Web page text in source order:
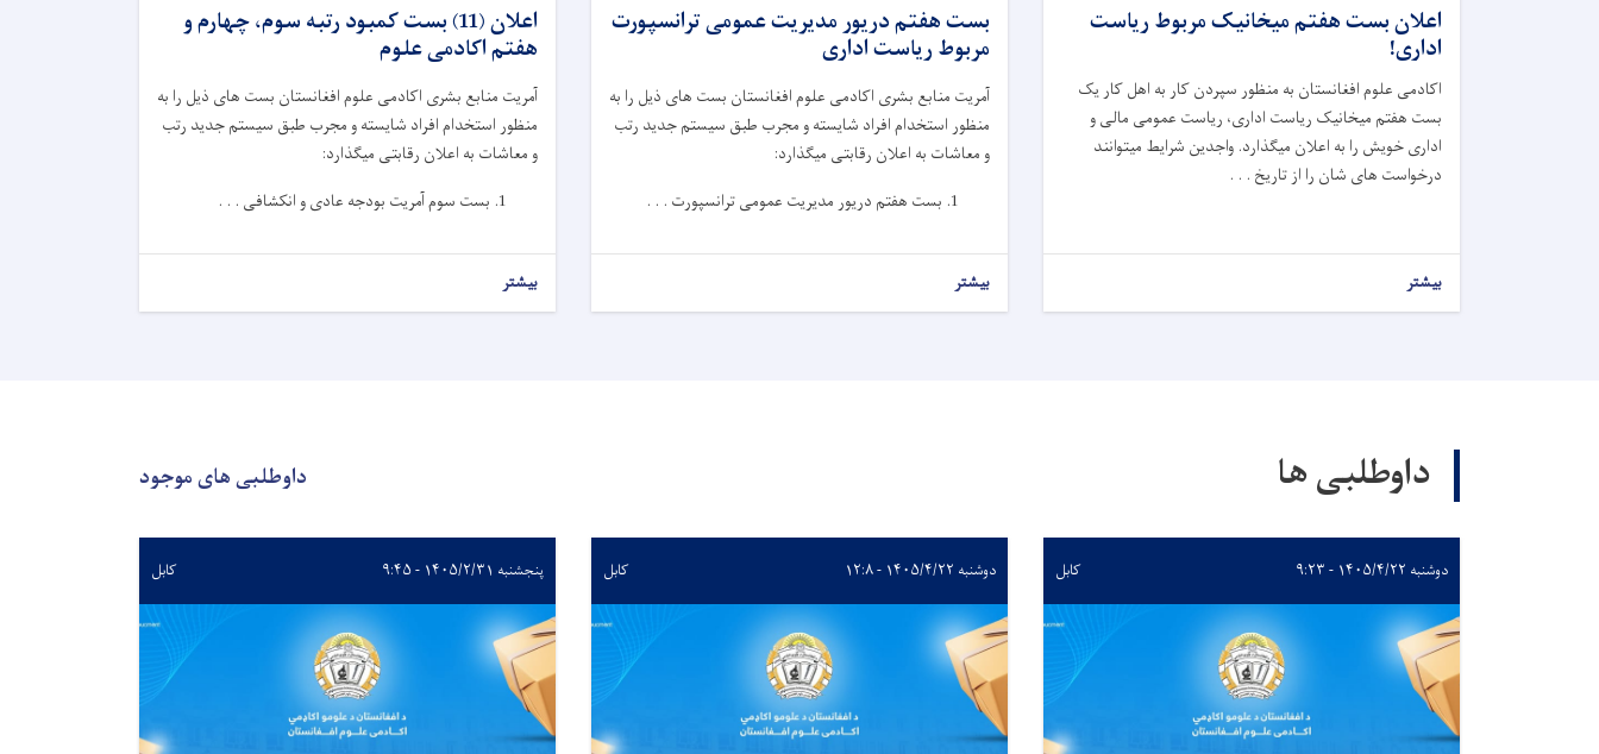
اعلان بست هفتم میخانیک مربوط ریاست
اداری!
اکادمی علوم افغانستان به منظور سپردن کار به اهل کار یک
بست هفتم میخانیک ریاست اداری، ریاست عمومی مالی و
اداری خویش را به اعلان میگذارد. واجدین شرایط میتوانند
درخواست های شان را از تاریخ . . .
بیشتر
بست هفتم دریور مدیریت عمومی ترانسپورت
مربوط ریاست اداری
آمریت منابع بشری اکادمی علوم افغانستان بست های ذیل را به
منظور استخدام افراد شایسته و مجرب طبق سیستم جدید رتب
و معاشات به اعلان رقابتی میگذارد:
بست هفتم دریور مدیریت عمومی ترانسپورت . . .
بیشتر
اعلان (11) بست کمبود رتبه سوم، چهارم و
هفتم اکادمی علوم
آمریت منابع بشری اکادمی علوم افغانستان بست های ذیل را به
منظور استخدام افراد شایسته و مجرب طبق سیستم جدید رتب
و معاشات به اعلان رقابتی میگذارد:
بست سوم آمریت بودجه عادی و انکشافی . . .
بیشتر
داوطلبی ها داوطلبی های موجود
دوشنبه ۱۴۰۵/۴/۲۲ - ۹:۲۳ کابل دوشنبه ۱۴۰۵/۴/۲۲ - ۱۲:۸ کابل پنجشنبه ۱۴۰۵/۲/۳۱ - ۹:۴۵ کابل